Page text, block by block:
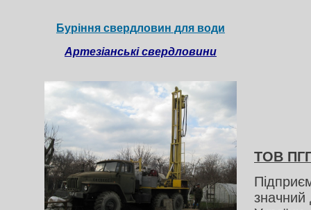
ТОВ
значний
Буріння свердловин для води
Артезіанські свердловини